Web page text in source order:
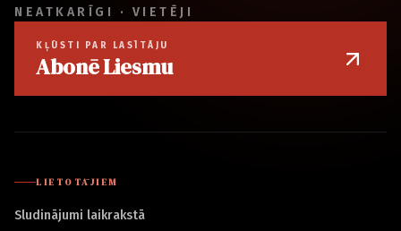
NEATKARĪGI · VIETĒJI
KĻŪSTI PAR LASĪTĀJU
Abonē Liesmu
LIETOTĀJIEM
Sludinājumi laikrakstā